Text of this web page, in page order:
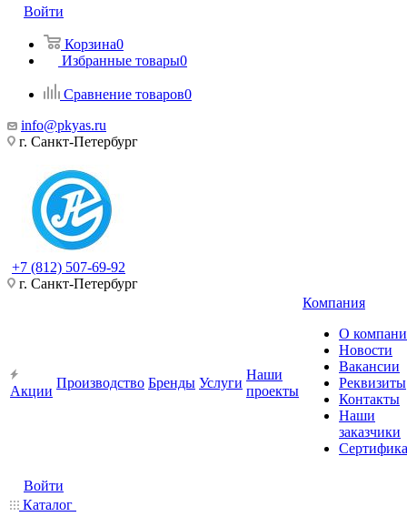
Войти
Корзина0
Избранные товары0
Сравнение товаров0
info@pkyas.ru
г. Санкт-Петербург
+7 (812) 507-69-92
г. Санкт-Петербург
Акции
Производство Бренды Услуги
Наши
проекты
Компания
О
Новости
Вакансии
Реквизиты
Контакты
Наши
заказчики
Войти
Каталог